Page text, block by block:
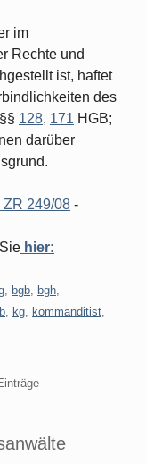
im
Rechte und
ist, haftet
des
128, 171 HGB;
darüber
II ZR 249/08 -
hier:
bgb bgh
kg kommanditist